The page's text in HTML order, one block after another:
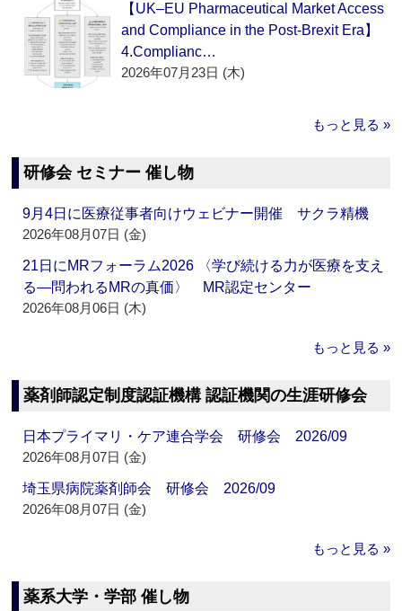
【UK–EU Pharmaceutical Market Access
and Compliance in the Post-Brexit Era】
4.Complianc…
2026年07月23日 (木)
もっと見る »
研修会 セミナー 催し物
9月4日に医療従事者向けウェビナー開催 サクラ精機
2026年08月07日 (金)
21日にMRフォーラム2026 〈学び続ける力が医療を支え
る―問われるMRの真価〉 MR認定センター
2026年08月06日 (木)
もっと見る »
薬剤師認定制度認証機構 認証機関の生涯研修会
日本プライマリ・ケア連合学会 研修会 2026/09
2026年08月07日 (金)
埼玉県病院薬剤師会 研修会 2026/09
2026年08月07日 (金)
もっと見る »
薬系大学・学部 催し物